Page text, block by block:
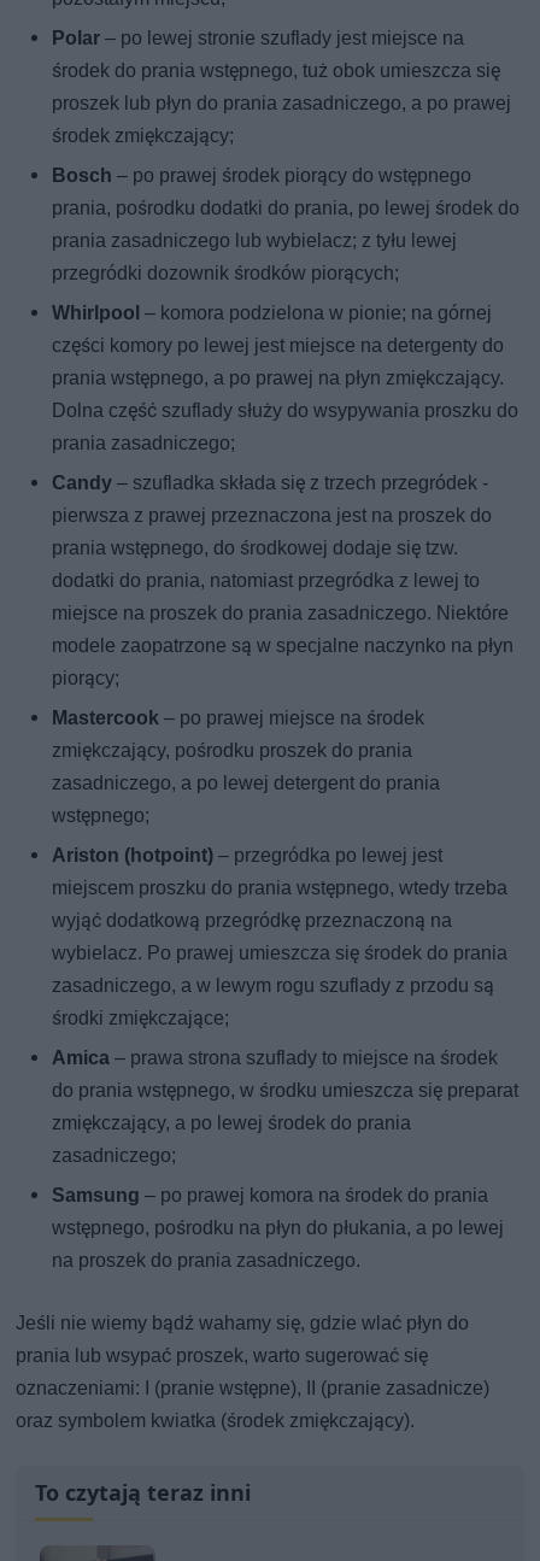
Polar– po lewej stronie szuflady jest miejsce na
środek do prania wstępnego, tuż obok umieszcza się
proszek lub płyn do prania zasadniczego, a po prawej
środek zmiękczający;
Bosch– po prawej środek piorący do wstępnego
prania, pośrodku dodatki do prania, po lewej środek do
prania zasadniczego lub wybielacz; z tyłu lewej
przegródki dozownik środków piorących;
Whirlpool– komora podzielona w pionie; na górnej
części komory po lewej jest miejsce na detergenty do
prania wstępnego, a po prawej na płyn zmiękczający.
Dolna część szuflady służy do wsypywania proszku do
prania zasadniczego;
Candy– szufladka składa się z trzech przegródek -
pierwsza z prawej przeznaczona jest na proszek do
prania wstępnego, do środkowej dodaje się tzw.
dodatki do prania, natomiast przegródka z lewej to
miejsce na proszek do prania zasadniczego. Niektóre
modele zaopatrzone są w specjalne naczynko na płyn
piorący;
Mastercook– po prawej miejsce na środek
zmiękczający, pośrodku proszek do prania
zasadniczego, a po lewej detergent do prania
wstępnego;
Ariston (hotpoint) – przegródka po lewej jest
miejscem proszku do prania wstępnego, wtedy trzeba
wyjąć dodatkową przegródkę przeznaczoną na
wybielacz. Po prawej umieszcza się środek do prania
zasadniczego, a w lewym rogu szuflady z przodu są
środki zmiękczające;
Amica– prawa strona szuflady to miejsce na środek
do prania wstępnego, w środku umieszcza się preparat
zmiękczający, a po lewej środek do prania
zasadniczego;
Samsung– po prawej komora na środek do prania
wstępnego, pośrodku na płyn do płukania, a po lewej
na proszek do prania zasadniczego.
Jeśli nie wiemy bądź wahamy się, gdzie wlać płyn do
prania lub wsypać proszek, warto sugerować się
oznaczeniami: I (pranie wstępne), II (pranie zasadnicze)
oraz symbolem kwiatka (środek zmiękczający).
To czytają teraz inni